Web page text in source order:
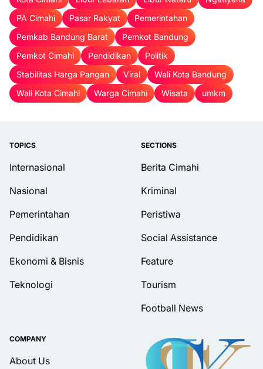
PA Cimahi
Pasar Rakyat
Pemerintahan
Pemkab Bandung Barat
Pemkot Bandung
Pemkot Cimahi
Pendidikan
Politik
Stabilitas Harga Pangan
Viral
Wali Kota Bandung
Wali Kota Cimahi
Warga Cimahi Wisata umkm
TOPICS
Internasional
Nasional
Pemerintahan
Pendidikan
Ekonomi & Bisnis
Teknologi
SECTIONS
Berita Cimahi
Kriminal
Peristiwa
Social Assistance
Feature
Tourism
Football News
COMPANY
About Us